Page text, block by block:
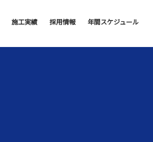
施工実績 採用情報 年間スケジュール